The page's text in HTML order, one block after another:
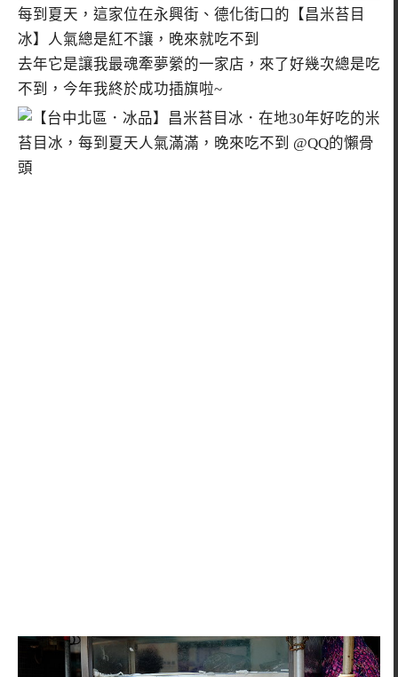
每到夏天，這家位在永興街、德化街口的【昌米苔目
冰】人氣總是紅不讓，晚來就吃不到
去年它是讓我最魂牽夢縈的一家店，來了好幾次總是吃
不到，今年我終於成功插旗啦~